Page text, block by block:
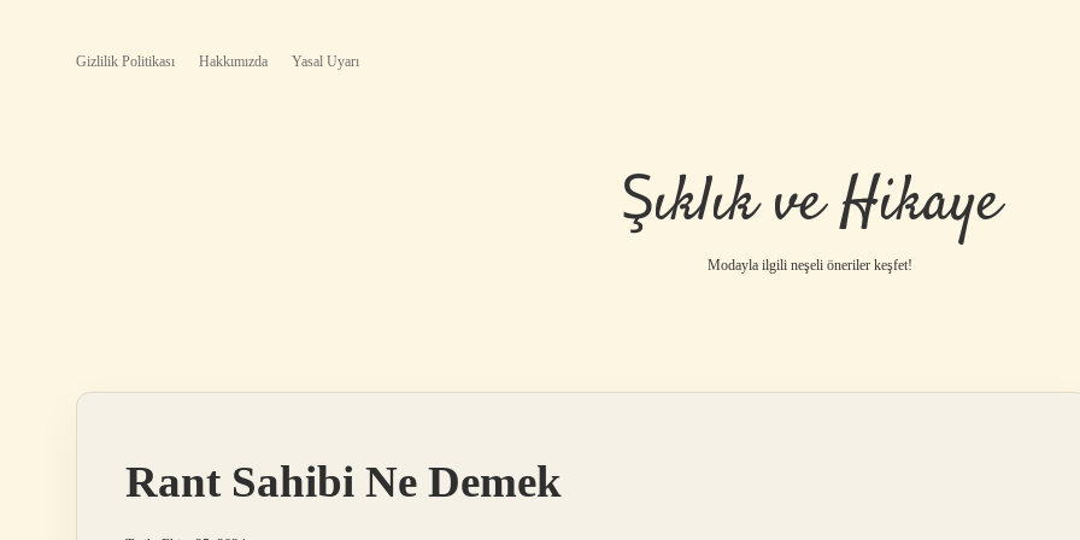
Gizlilik Politikası Hakkımızda Yasal Uyarı
Şıklık ve Hikaye
Modayla ilgili neşeli öneriler keşfet!
Rant Sahibi Ne Demek